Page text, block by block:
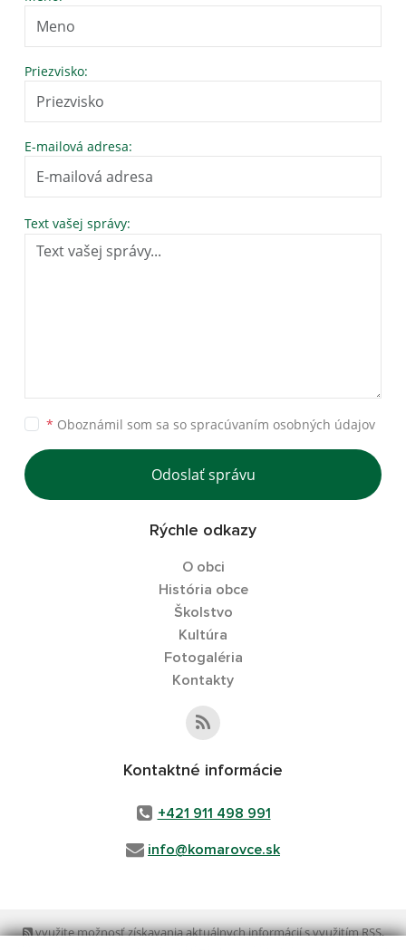
Priezvisko:
E-mailová adresa:
Text vašej správy:
* Oboznámil som sa so spracúvaním osobných údajov
Odoslať správu
Rýchle odkazy
O obci
História obce
Školstvo
Kultúra
Fotogaléria
Kontakty
Kontaktné informácie
+421 911 498 991
info@komarovce.sk
využite možnosť získavania aktuálnych informácií s využitím RSS,